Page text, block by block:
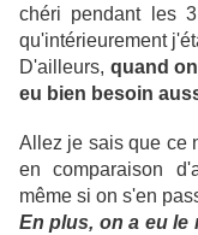
chéri pendant les
qu'intérieurement
D'ailleurs, quand
eu bien besoin
Allez je sais que ce
en comparaison
même si on s'en
En plus, on a eu le